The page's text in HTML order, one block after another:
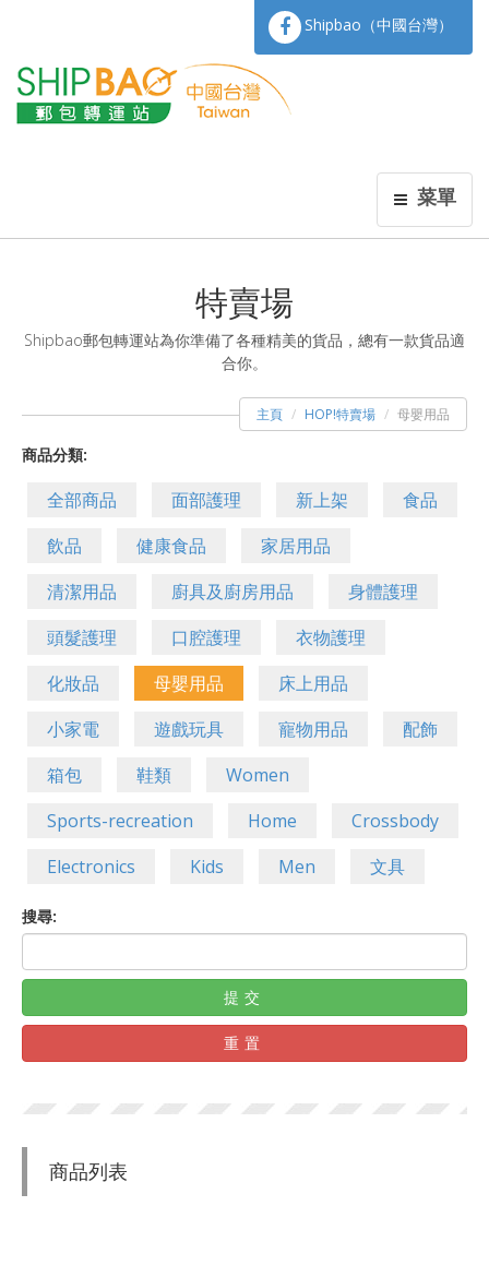
菜單
Shipbao（中國台灣）
特賣場
Shipbao郵包轉運站為你準備了各種精美的貨品，總有一款貨品適
合你。
主頁 HOP!特賣場 母嬰用品
商品分類:
全部商品 面部護理 新上架
食品
飲品
健康食品
家居用品
清潔用品
廚具及廚房用品
身體護理
頭髮護理
口腔護理
衣物護理
化妝品
母嬰用品
床上用品
小家電
遊戲玩具 寵物用品
配飾
箱包
鞋類
Women
Sports-recreation
Home
Crossbody
Electronics
Kids Men 文具
搜尋:
提交
重置
商品列表